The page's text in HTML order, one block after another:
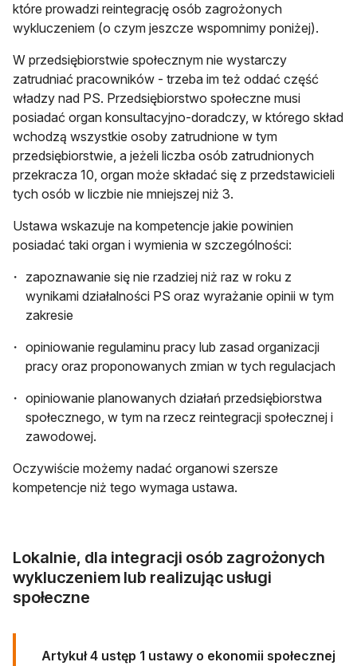
które prowadzi reintegrację osób zagrożonych
wykluczeniem (o czym jeszcze wspomnimy poniżej).
W przedsiębiorstwie społecznym nie wystarczy
zatrudniać pracowników - trzeba im też oddać część
władzy nad PS. Przedsiębiorstwo społeczne musi
posiadać organ konsultacyjno-doradczy, w którego skład
wchodzą wszystkie osoby zatrudnione w tym
przedsiębiorstwie, a jeżeli liczba osób zatrudnionych
przekracza 10, organ może składać się z przedstawicieli
tych osób w liczbie nie mniejszej niż 3.
Ustawa wskazuje na kompetencje jakie powinien
posiadać taki organ i wymienia w szczególności:
zapoznawanie się nie rzadziej niż raz w roku z
wynikami działalności PS oraz wyrażanie opinii w tym
zakresie
opiniowanie regulaminu pracy lub zasad organizacji
pracy oraz proponowanych zmian w tych regulacjach
opiniowanie planowanych działań przedsiębiorstwa
społecznego, w tym na rzecz reintegracji społecznej i
zawodowej.
Oczywiście możemy nadać organowi szersze
kompetencje niż tego wymaga ustawa.
Lokalnie, dla integracji osób zagrożonych
wykluczeniem lub realizując usługi
społeczne
Artykuł 4 ustęp 1 ustawy o ekonomii społecznej